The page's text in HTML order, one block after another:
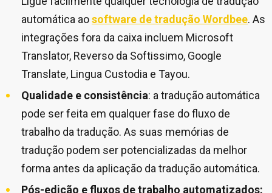
automática aosoftware de tradução Wordbee. As
integrações fora da caixa incluem Microsoft
Translator, Reverso da Softissimo, Google
Translate, Lingua Custodia e Tayou.
Qualidade e consistência: a tradução automática
pode ser feita em qualquer fase do fluxo de
trabalho da tradução. As suas memórias de
tradução podem ser potencializadas da melhor
forma antes da aplicação da tradução automática.
Pós-edição e fluxos de trabalho automatizados: